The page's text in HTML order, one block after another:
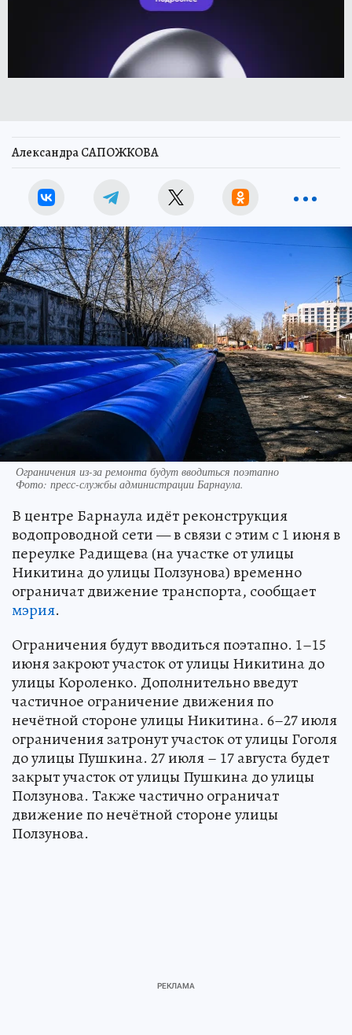
Александра САПОЖКОВА
Ограничения из-за ремонта будут вводиться поэтапно
Фото: пресс-службы администрации Барнаула.
В центре Барнаула идёт реконструкция
водопроводной сети — в связи с этим с 1 июня в
переулке Радищева (на участке от улицы
Никитина до улицы Ползунова) временно
ограничат движение транспорта, сообщает
мэрия.
Ограничения будут вводиться поэтапно. 1–15
июня закроют участок от улицы Никитина до
улицы Короленко. Дополнительно введут
частичное ограничение движения по
нечётной стороне улицы Никитина. 6–27 июля
ограничения затронут участок от улицы Гоголя
до улицы Пушкина. 27 июля – 17 августа будет
закрыт участок от улицы Пушкина до улицы
Ползунова. Также частично ограничат
движение по нечётной стороне улицы
Ползунова.